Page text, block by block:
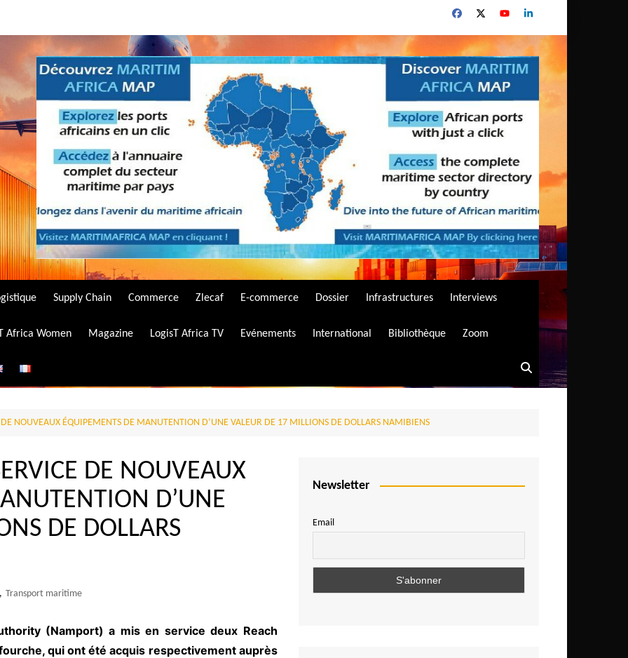
Supply Chain Commerce Zlecaf E-commerce Dossier Infrastructures Interviews
Africa Women Magazine LogisT Africa TV Evénements International Bibliothèque Zoom
NOUVEAUX ÉQUIPEMENTS DE MANUTENTION D’UNE VALEUR DE 17 MILLIONS DE DOLLARS NAMIBIENS
DE NOUVEAUX
D’UNE
DE DOLLARS
, Transport maritime
(Namport) a mis en service deux Reach
qui ont été acquis respectivement auprès
Newsletter
Email